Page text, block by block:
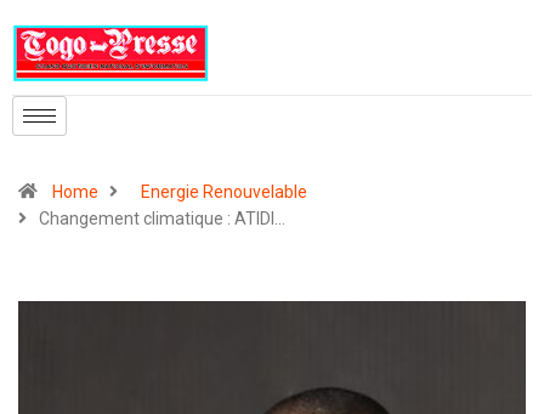
Home
Energie Renouvelable
Changement climatique : ATIDI…